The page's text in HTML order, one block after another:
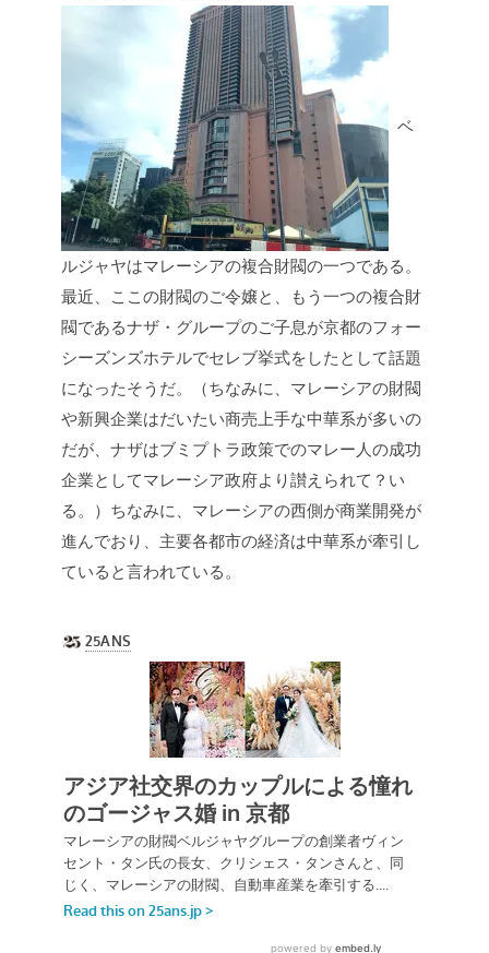
ベ
ルジャヤはマレーシアの複合財閥の一つである。
最近、ここの財閥のご令嬢と、もう一つの複合財
閥であるナザ・グループのご子息が京都のフォー
シーズンズホテルでセレブ挙式をしたとして話題
になったそうだ。（ちなみに、マレーシアの財閥
や新興企業はだいたい商売上手な中華系が多いの
だが、ナザはブミプトラ政策でのマレー人の成功
企業としてマレーシア政府より讃えられて？い
る。）ちなみに、マレーシアの西側が商業開発が
進んでおり、主要各都市の経済は中華系が牽引し
ていると言われている。